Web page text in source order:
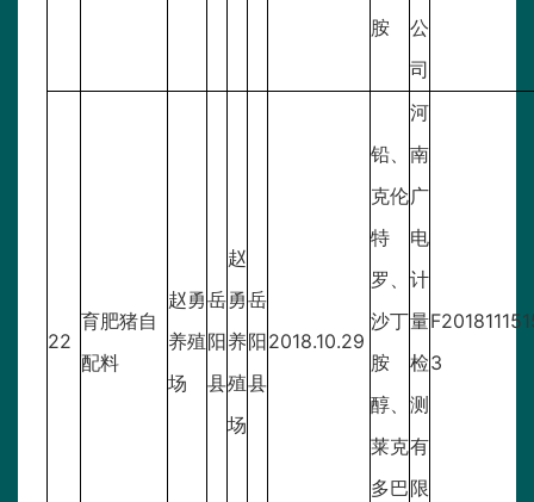
胺
公
司
22
育肥猪自
配料
赵勇
养殖
场
岳
阳
县
赵
勇
养
殖
场
岳
阳
县
2018.10.29
铅、
克伦
特
罗、
沙丁
胺
醇、
莱克
多巴
河
南
广
电
计
量
检
测
有
限
3